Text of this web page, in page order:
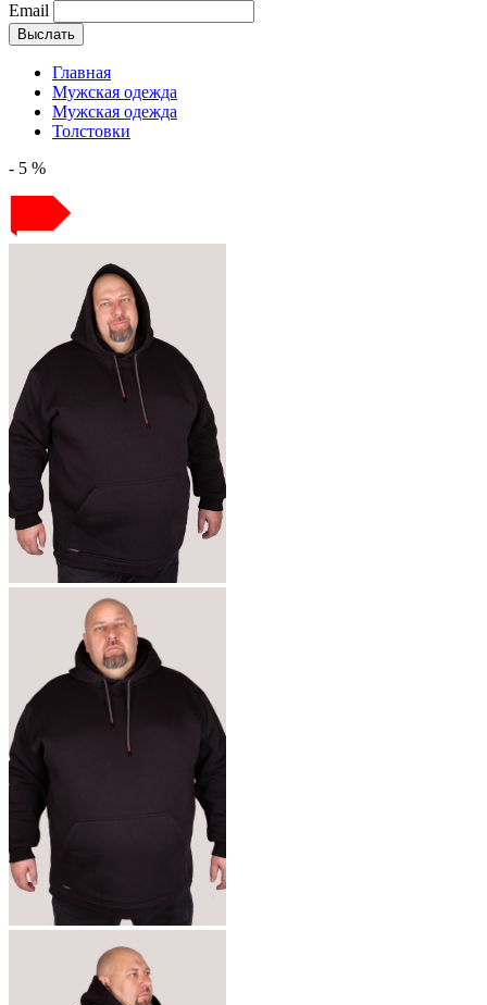
Email
Выслать
Главная
Мужская одежда
Мужская одежда
Толстовки
- 5 %